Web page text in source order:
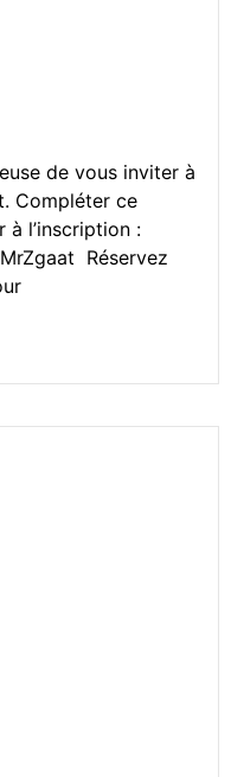
de vous inviter à
Compléter ce
l’inscription :
Réservez